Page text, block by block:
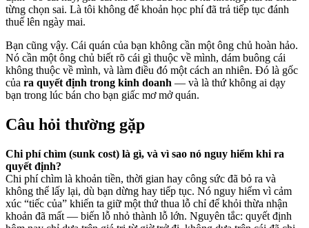
từng chọn sai. Là tôi không để khoản học phí đã trả tiếp tục đánh
thuế lên ngày mai.
Bạn cũng vậy. Cái quán của bạn không cần một ông chủ hoàn hảo.
Nó cần một ông chủ biết rõ cái gì thuộc về mình, dám buông cái
không thuộc về mình, và làm điều đó một cách an nhiên. Đó là gốc
của ra quyết định trong kinh doanh — và là thứ không ai dạy
bạn trong lúc bán cho bạn giấc mơ mở quán.
Câu hỏi thường gặp
Chi phí chìm (sunk cost) là gì, và vì sao nó nguy hiểm khi ra
quyết định?
Chi phí chìm là khoản tiền, thời gian hay công sức đã bỏ ra và
không thể lấy lại, dù bạn dừng hay tiếp tục. Nó nguy hiểm vì cảm
xúc “tiếc của” khiến ta giữ một thứ thua lỗ chỉ để khỏi thừa nhận
khoản đã mất — biến lỗ nhỏ thành lỗ lớn. Nguyên tắc: quyết định